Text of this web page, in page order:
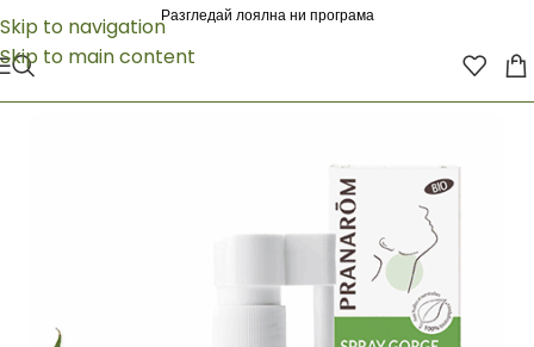
Skip to navigation
Skip to main content
Разгледай лоялна ни програма